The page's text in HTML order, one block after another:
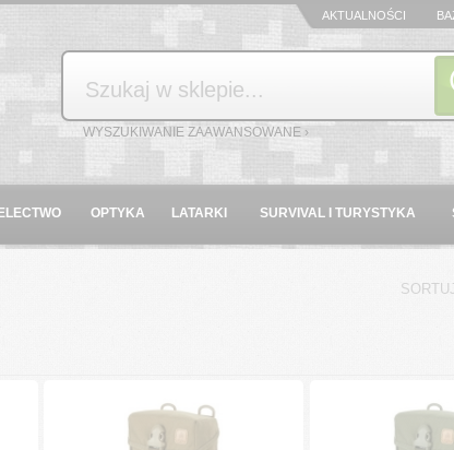
AKTUALNOŚCI
Szukaj
WYSZUKIWANIE ZAAWANSOWANE ›
OPTYKA LATARKI SURVIVAL I TURYSTYKA